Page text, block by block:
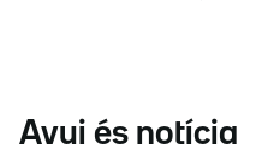
Avui és notícia